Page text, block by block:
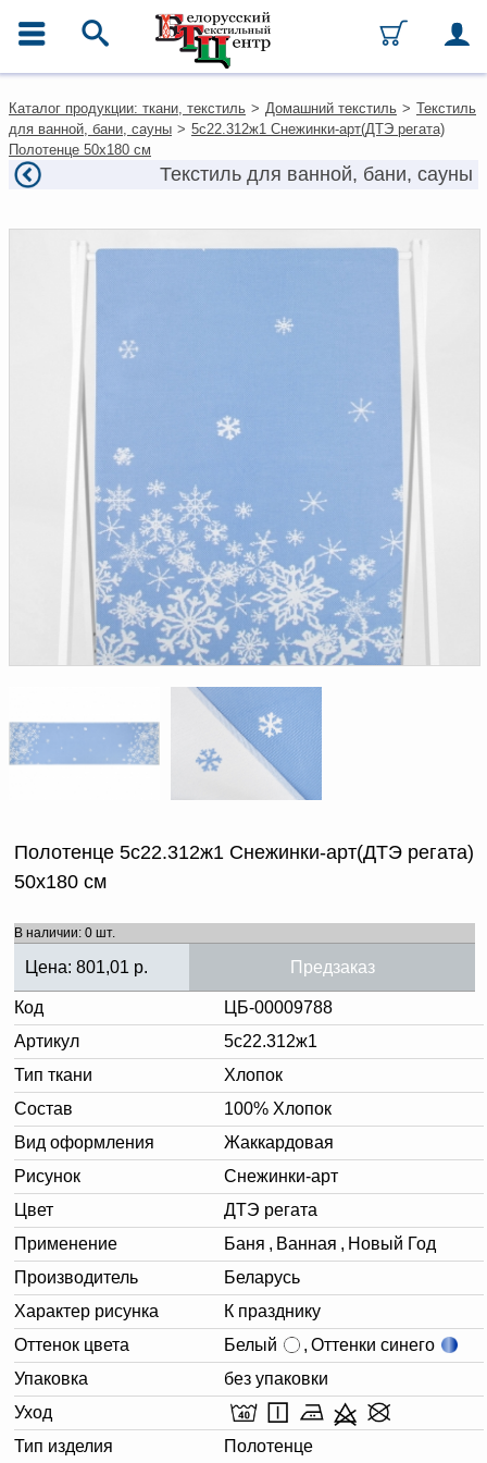
Каталог
Ткани
Домашний текстиль
Одежда
Текстиль для ресторанов и
гостиниц
Условия работы
Оплата и доставка
Как нас найти
Доверенность на
получение груза
Документы по работе с
персональными данными
Письмо руководителю
Вопросы и ответы
Новости | Статьи
Каталог продукции: ткани, текстиль > Домашний текстиль > Текстиль
для ванной, бани, сауны > 5с22.312ж1 Снежинки-арт(ДТЭ регата)
Полотенце 50х180 см
Текстиль для ванной, бани, сауны
Полотенце 5с22.312ж1 Снежинки-арт(ДТЭ регата)
50х180 см
В наличии: 0 шт.
Цена: 801,01 р. Предзаказ
Код
ЦБ-00009788
Артикул
5с22.312ж1
Тип ткани
Хлопок
Состав
100% Хлопок
Вид оформления
Жаккардовая
Рисунок
Снежинки-арт
Цвет
ДТЭ регата
Применение
Баня , Ванная , Новый Год
Производитель
Беларусь
Характер рисунка
К празднику
Оттенок цвета
Белый , Оттенки синего
Упаковка
без упаковки
Уход
Тип изделия
Полотенце
Добавить
в